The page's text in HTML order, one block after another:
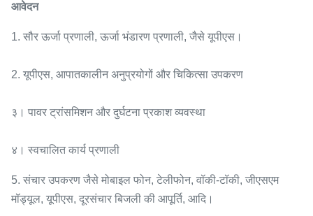
आवेदन
1. सौर ऊर्जा प्रणाली, ऊर्जा भंडारण प्रणाली, जैसे यूपीएस।
2. यूपीएस, आपातकालीन अनुप्रयोगों और चिकित्सा उपकरण
३। पावर ट्रांसमिशन और दुर्घटना प्रकाश व्यवस्था
४। स्वचालित कार्य प्रणाली
5. संचार उपकरण जैसे मोबाइल फोन, टेलीफोन, वॉकी-टॉकी, जीएसएम
मॉड्यूल, यूपीएस, दूरसंचार बिजली की आपूर्ति, आदि।